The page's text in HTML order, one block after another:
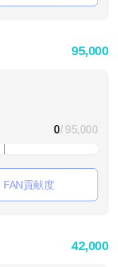
95,000
0/ 95,000
FAN貢献度
42,000